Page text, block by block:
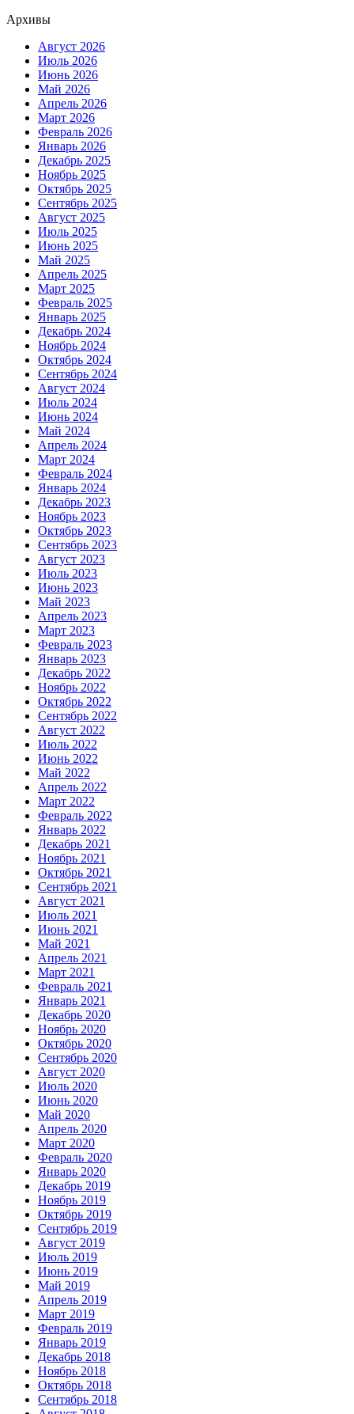
Архивы
Август 2026
Июль 2026
Июнь 2026
Май 2026
Апрель 2026
Март 2026
Февраль 2026
Январь 2026
Декабрь 2025
Ноябрь 2025
Октябрь 2025
Сентябрь 2025
Август 2025
Июль 2025
Июнь 2025
Май 2025
Апрель 2025
Март 2025
Февраль 2025
Январь 2025
Декабрь 2024
Ноябрь 2024
Октябрь 2024
Сентябрь 2024
Август 2024
Июль 2024
Июнь 2024
Май 2024
Апрель 2024
Март 2024
Февраль 2024
Январь 2024
Декабрь 2023
Ноябрь 2023
Октябрь 2023
Сентябрь 2023
Август 2023
Июль 2023
Июнь 2023
Май 2023
Апрель 2023
Март 2023
Февраль 2023
Январь 2023
Декабрь 2022
Ноябрь 2022
Октябрь 2022
Сентябрь 2022
Август 2022
Июль 2022
Июнь 2022
Май 2022
Апрель 2022
Март 2022
Февраль 2022
Январь 2022
Декабрь 2021
Ноябрь 2021
Октябрь 2021
Сентябрь 2021
Август 2021
Июль 2021
Июнь 2021
Май 2021
Апрель 2021
Март 2021
Февраль 2021
Январь 2021
Декабрь 2020
Ноябрь 2020
Октябрь 2020
Сентябрь 2020
Август 2020
Июль 2020
Июнь 2020
Май 2020
Апрель 2020
Март 2020
Февраль 2020
Январь 2020
Декабрь 2019
Ноябрь 2019
Октябрь 2019
Сентябрь 2019
Август 2019
Июль 2019
Июнь 2019
Май 2019
Апрель 2019
Март 2019
Февраль 2019
Январь 2019
Декабрь 2018
Ноябрь 2018
Октябрь 2018
Сентябрь 2018